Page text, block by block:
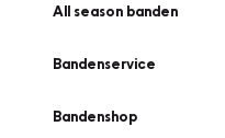
All season banden
Bandenservice
Bandenshop